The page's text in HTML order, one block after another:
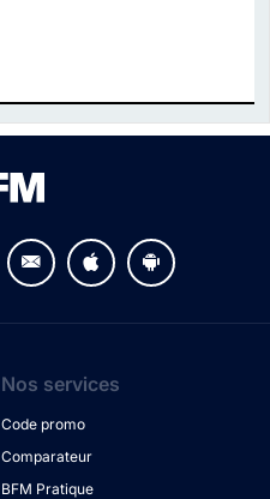
Nos services
Code promo
Comparateur
BFM Pratique